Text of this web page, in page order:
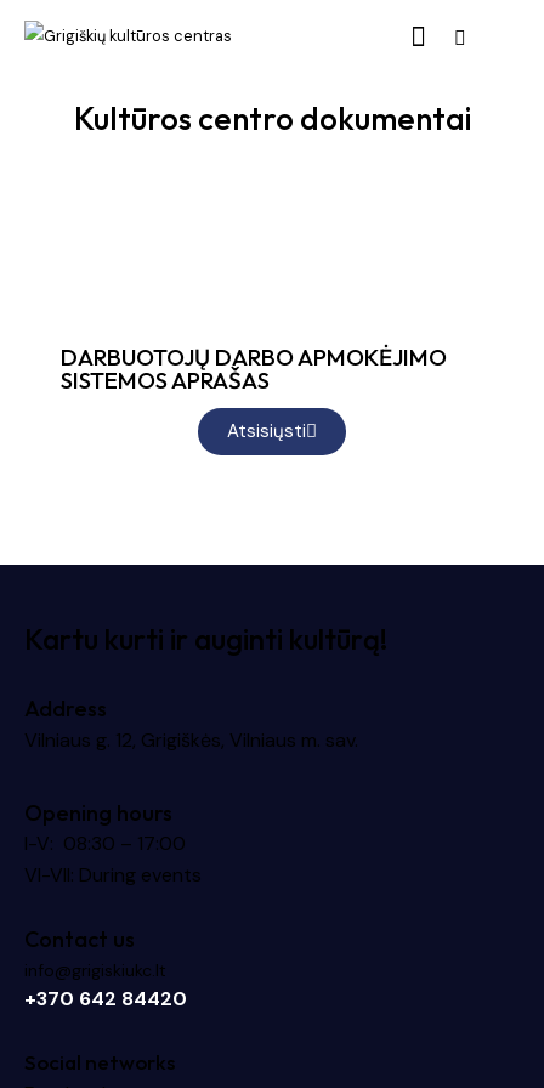
Kultūros centro dokumentai
DARBUOTOJŲ DARBO APMOKĖJIMO
SISTEMOS APRAŠAS
Atsisiųsti
Kartu kurti ir auginti kultūrą!
Address
Vilniaus g. 12, Grigiškės, Vilniaus m. sav.
Opening hours
I-V: 08:30 – 17:00
VI-VII: During events
Contact us
info@grigiskiukc.lt
+370 642 84420
Social networks